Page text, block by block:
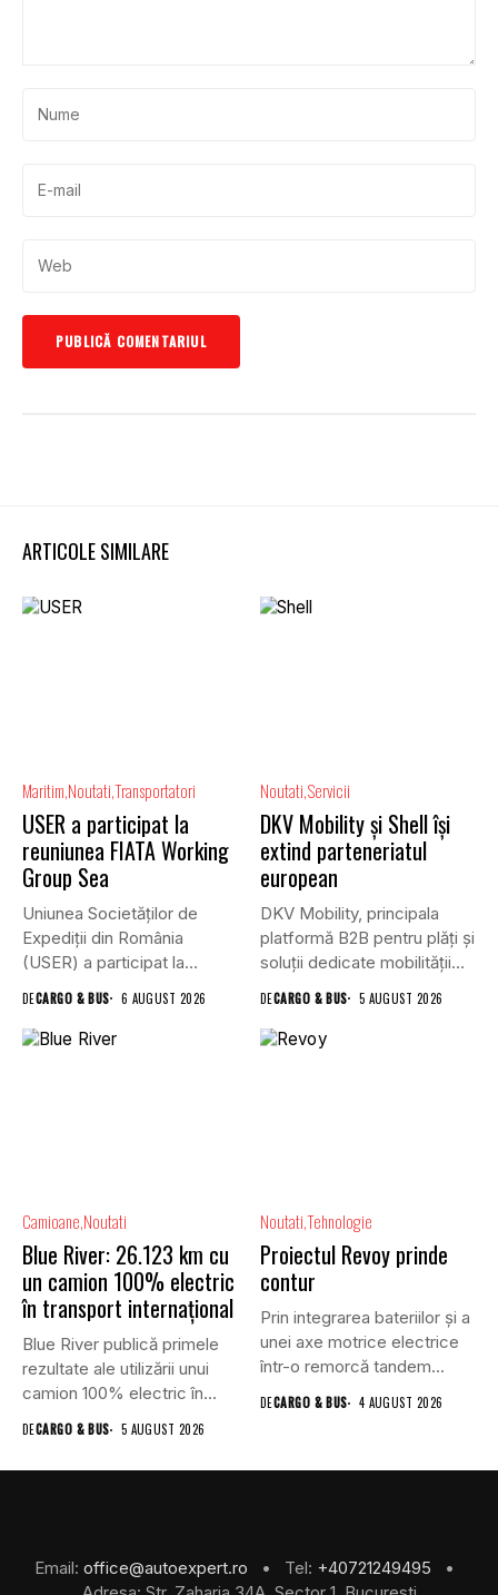
ARTICOLE SIMILARE
Maritim NoutatiTransportatori
USER a participat la
reuniunea FIATA Working
Group Sea
Uniunea Societăților de
Expediții din România
(USER) a participat la
DECARGO & BUS 6 AUGUST 2026
Noutati Servicii
DKV Mobility și Shell își
extind parteneriatul
european
DKV Mobility, principala
platformă B2B pentru plăți și
soluții dedicate mobilității
DECARGO & BUS 5 AUGUST 2026
Camioane Noutati
Blue River: 26.123 km cu
un camion 100% electric
în transport internațional
Blue River publică primele
rezultate ale utilizării unui
camion 100% electric în...
DECARGO & BUS 5 AUGUST 2026
NoutatiTehnologie
Proiectul Revoy prinde
contur
Prin integrarea bateriilor și a
unei axe motrice electrice
într-o remorcă tandem...
DECARGO & BUS 4 AUGUST 2026
Email: office@autoexpert.ro • Tel: +40721249495
•